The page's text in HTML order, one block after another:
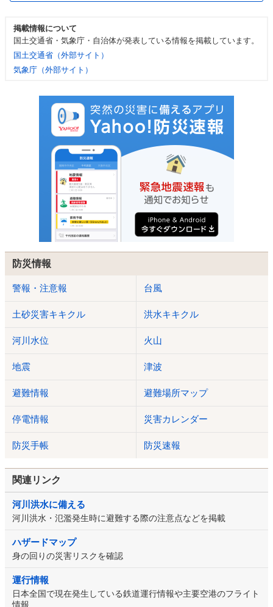
掲載情報について
国土交通省・気象庁・自治体が発表している情報を掲載しています。
国土交通省（外部サイト）
気象庁（外部サイト）
防災情報
警報・注意報 台風
土砂災害キキクル 洪水キキクル
河川水位 火山
地震 津波
避難情報 避難場所マップ
停電情報 災害カレンダー
防災手帳 防災速報
関連リンク
河川洪水に備える
河川洪水・氾濫発生時に避難する際の注意点などを掲載
ハザードマップ
身の回りの災害リスクを確認
運行情報
日本全国で現在発生している鉄道運行情報や主要空港のフライト
情報